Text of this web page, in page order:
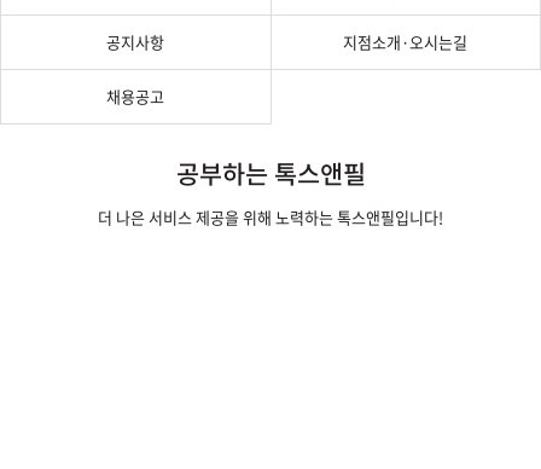
공지사항 지점소개·오시는길
채용공고
공부하는 톡스앤필
더 나은 서비스 제공을 위해 노력하는 톡스앤필입니다!